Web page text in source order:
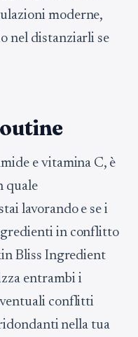
moderne,
nel distanziarli se
e vitamina C, è
quale
lavorando e se i
in conflitto
Bliss Ingredient
entrambi i
conflitti
nella tua